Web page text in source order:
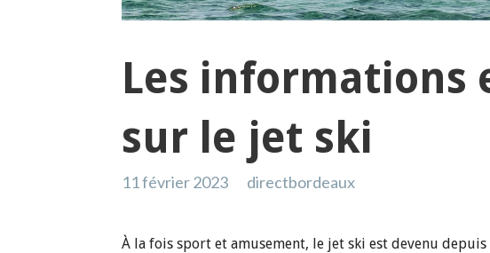
Les informations
sur le jet ski
11 février 2023 directbordeaux
À la fois sport et amusement, le jet ski est devenu